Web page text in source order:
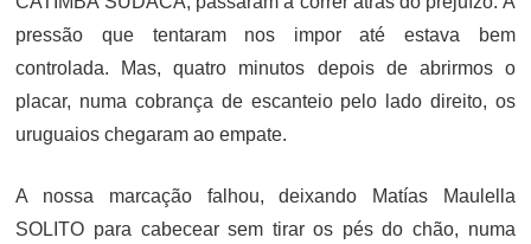
pressão que tentaram nos impor até estava bem
controlada. Mas, quatro minutos depois de abrirmos o
placar, numa cobrança de escanteio pelo lado direito, os
uruguaios chegaram ao empate.
A nossa marcação falhou, deixando Matías Maulella
SOLITO para cabecear sem tirar os pés do chão, numa